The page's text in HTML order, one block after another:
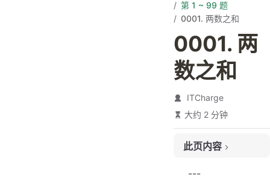
第 1 ~ 99 题
0001. 两数之和
0001. 两
数之和
ITCharge
大约 2 分钟
此页内容
---